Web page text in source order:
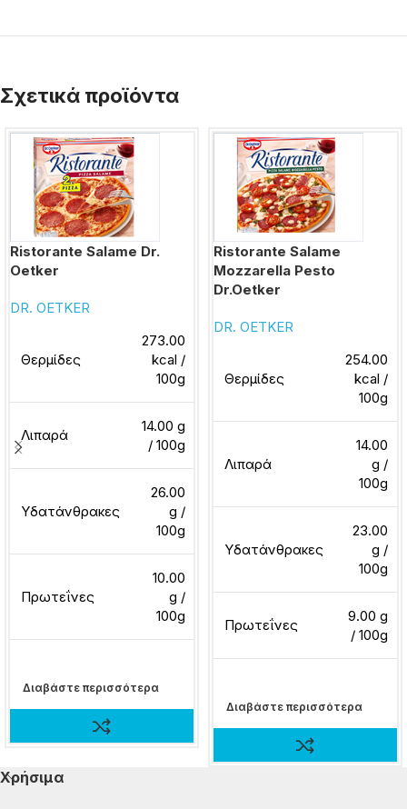
Σχετικά προϊόντα
Ristorante Salame Dr.
Oetker
DR. OETKER
Θερμίδες
273.00
kcal /
100g
Λιπαρά
14.00 g
/ 100g
Υδατάνθρακες
26.00
g /
100g
Πρωτεΐνες
10.00
g /
100g
Διαβάστε περισσότερα
Ristorante Salame
Mozzarella Pesto
Dr.Oetker
DR. OETKER
Θερμίδες
254.00
kcal /
100g
Λιπαρά
14.00
g /
100g
Υδατάνθρακες
23.00
g /
100g
Πρωτεΐνες
9.00 g
/ 100g
Διαβάστε περισσότερα
Χρήσιμα